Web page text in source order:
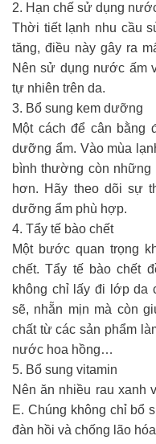
2. Hạn chế sử dụng
Thời tiết lạnh nhu cầu
tăng, điều này gây ra
Nên sử dụng nước ấm
tự nhiên trên da.
3. Bổ sung kem dưỡng
Một cách để cân bằng
dưỡng ẩm. Vào mùa
bình thường còn
hơn. Hãy theo dõi sự
dưỡng ẩm phù hợp.
4. Tẩy tế bào chết
Một bước quan trọng
chết. Tẩy tế bào chết
không chỉ lấy đi lớp da
sẽ, nhẵn mịn mà còn
chất từ các sản phẩm
nước hoa hồng…
5. Bổ sung vitamin
Nên ăn nhiều rau xanh
E. Chúng không chỉ bổ
đàn hồi và chống lão